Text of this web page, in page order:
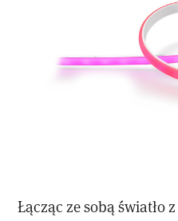
Łącząc ze sobą światło